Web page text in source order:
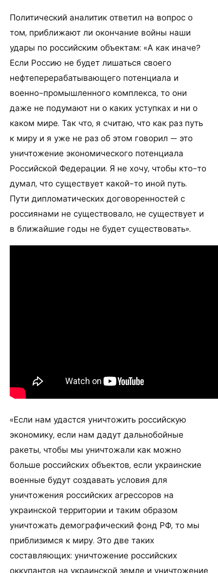
Политический аналитик ответил на вопрос о
том, приближают ли окончание войны наши
удары по российским объектам: «А как иначе?
Если Россию не будет лишаться своего
нефтеперерабатывающего потенциала и
военно-промышленного комплекса, то они
даже не подумают ни о каких уступках и ни о
каком мире. Так что, я считаю, что как раз путь
к миру и я уже не раз об этом говорил — это
уничтожение экономического потенциала
Российской Федерации. Я не хочу, чтобы кто-то
думал, что существует какой-то иной путь.
Пути дипломатических договоренностей с
россиянами не существовало, не существует и
в ближайшие годы не будет существовать».
«Если нам удастся уничтожить российскую
экономику, если нам дадут дальнобойные
ракеты, чтобы мы уничтожали как можно
больше российских объектов, если украинские
военные будут создавать условия для
уничтожения российских агрессоров на
украинской территории и таким образом
уничтожать демографический фонд РФ, то мы
приблизимся к миру. Это две таких
составляющих: уничтожение российских
оккупантов на украинской земле и уничтожение